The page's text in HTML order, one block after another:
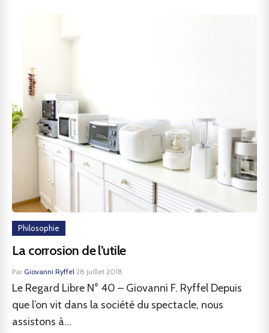
Philosophie
La corrosion de l’utile
Par Giovanni Ryffel·28 juillet 2018
Le Regard Libre N° 40 – Giovanni F. Ryffel Depuis
que l’on vit dans la société du spectacle, nous
assistons à...